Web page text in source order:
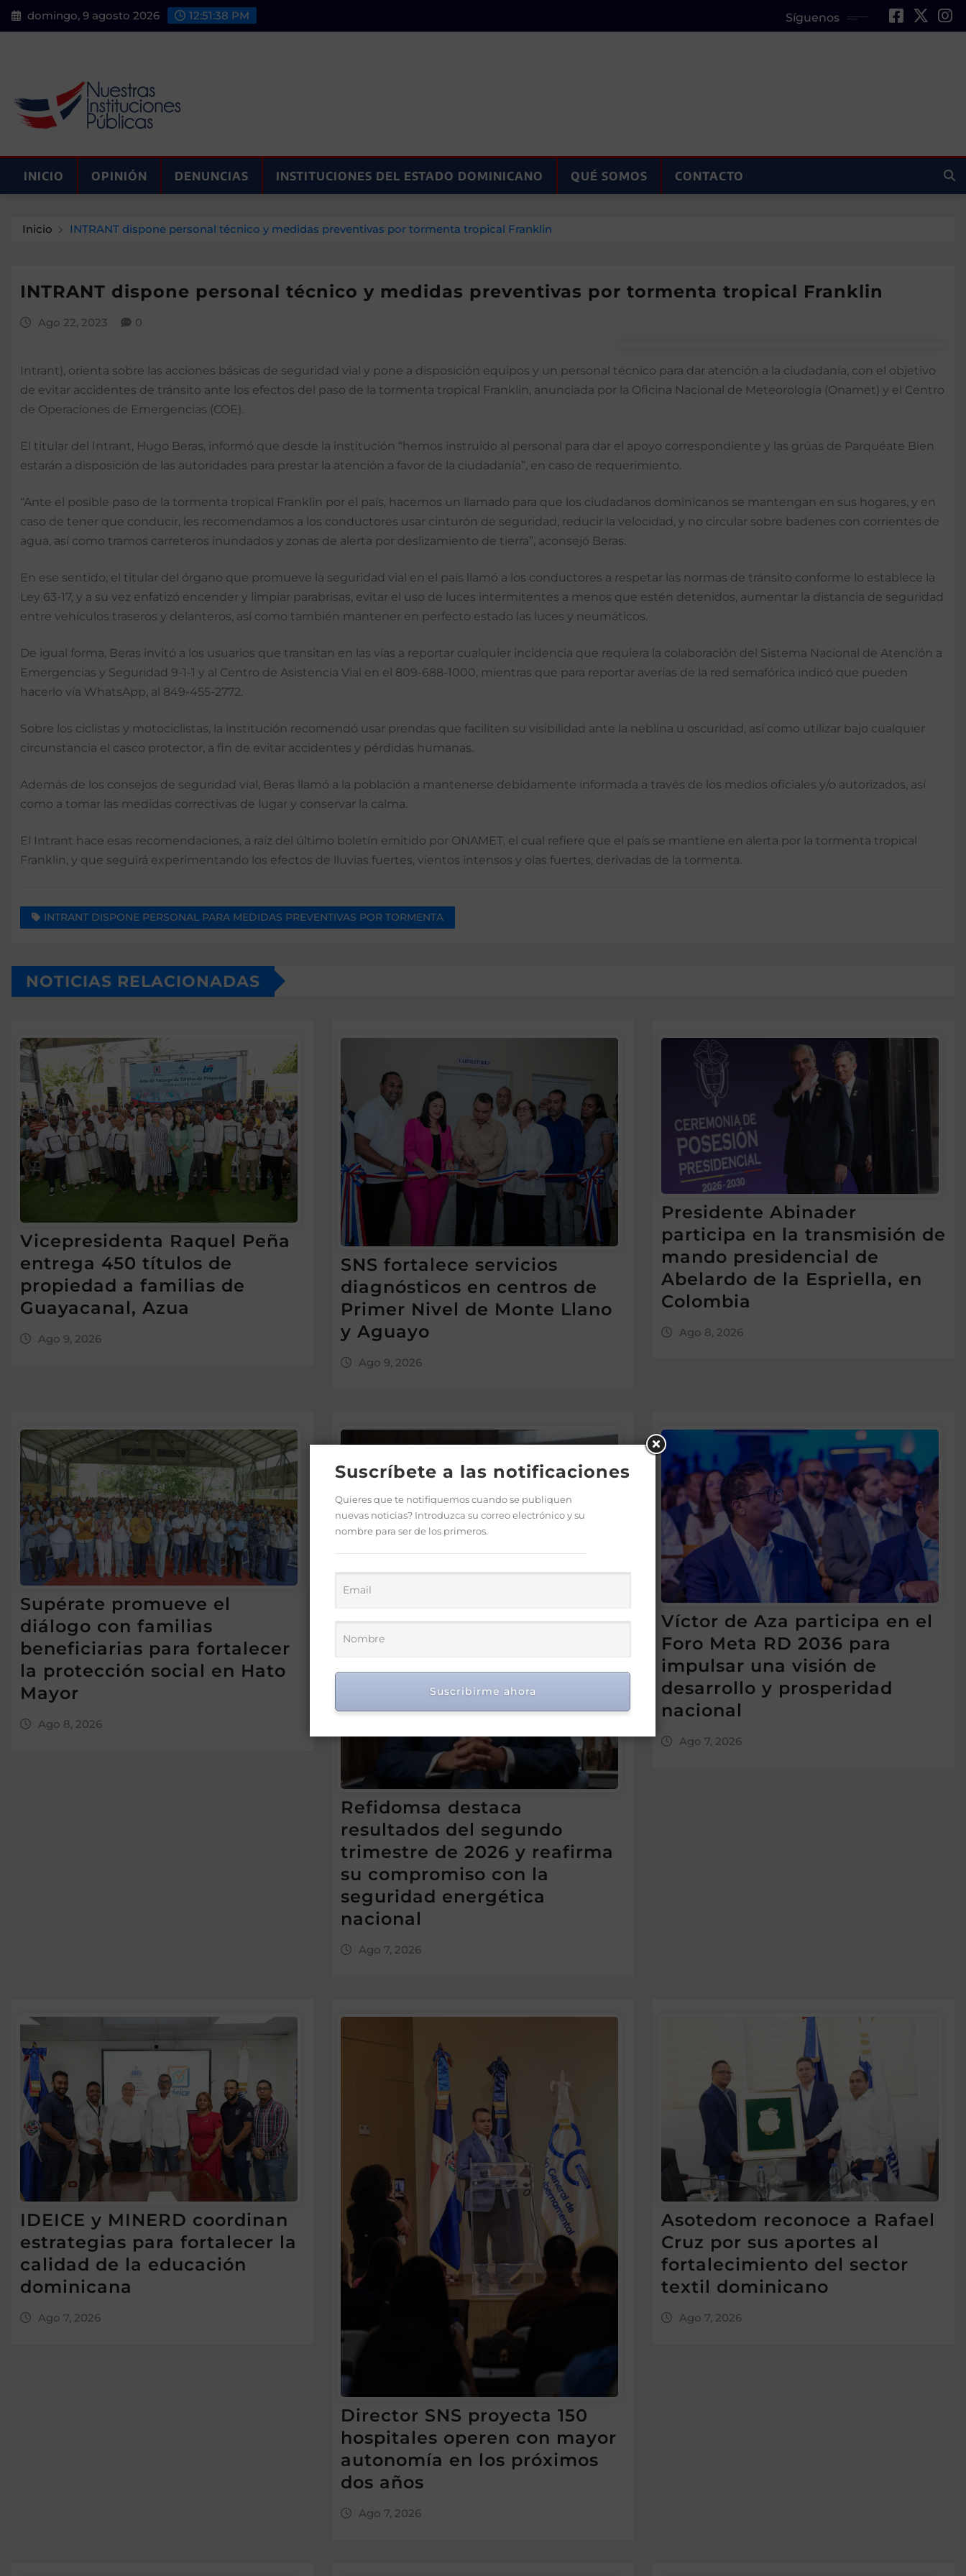
Saltar
al
domingo, 9 agosto 2026 12:51:39 PM Síguenos
INICIO OPINIÓN DENUNCIAS INSTITUCIONES DEL ESTADO DOMINICANO QUÉ SOMOS CONTACTO
Inicio INTRANT dispone personal técnico y medidas preventivas por tormenta tropical Franklin
INTRANT dispone personal técnico y medidas preventivas por tormenta tropical Franklin
Ago 22, 2023 0
Intrant), orienta sobre las acciones básicas de seguridad vial y pone a disposición equipos y un personal técnico para dar atención a la ciudadanía, con el objetivo
de evitar accidentes de tránsito ante los efectos del paso de la tormenta tropical Franklin, anunciada por la Oficina Nacional de Meteorología (Onamet) y el Centro
de Operaciones de Emergencias (COE).
El titular del Intrant, Hugo Beras, informó que desde la institución “hemos instruido al personal para dar el apoyo correspondiente y las grúas de Parquéate Bien
estarán a disposición de las autoridades para prestar la atención a favor de la ciudadanía”, en caso de requerimiento.
“Ante el posible paso de la tormenta tropical Franklin por el país, hacemos un llamado para que los ciudadanos dominicanos se mantengan en sus hogares, y en
caso de tener que conducir, les recomendamos a los conductores usar cinturón de seguridad, reducir la velocidad, y no circular sobre badenes con corrientes de
agua, así como tramos carreteros inundados y zonas de alerta por deslizamiento de tierra”, aconsejó Beras.
En ese sentido, el titular del órgano que promueve la seguridad vial en el país llamó a los conductores a respetar las normas de tránsito conforme lo establece la
Ley 63-17, y a su vez enfatizó encender y limpiar parabrisas, evitar el uso de luces intermitentes a menos que estén detenidos, aumentar la distancia de seguridad
entre vehículos traseros y delanteros, así como también mantener en perfecto estado las luces y neumáticos.
De igual forma, Beras invitó a los usuarios que transitan en las vías a reportar cualquier incidencia que requiera la colaboración del Sistema Nacional de Atención a
Emergencias y Seguridad 9-1-1 y al Centro de Asistencia Vial en el 809-688-1000, mientras que para reportar averías de la red semafórica indicó que pueden
hacerlo vía WhatsApp, al 849-455-2772.
Sobre los ciclistas y motociclistas, la institución recomendó usar prendas que faciliten su visibilidad ante la neblina u oscuridad, así como utilizar bajo cualquier
circunstancia el casco protector, a fin de evitar accidentes y pérdidas humanas.
Además de los consejos de seguridad vial, Beras llamó a la población a mantenerse debidamente informada a través de los medios oficiales y/o autorizados, así
como a tomar las medidas correctivas de lugar y conservar la calma.
El Intrant hace esas recomendaciones, a raíz del último boletín emitido por ONAMET, el cual refiere que el país se mantiene en alerta por la tormenta tropical
Franklin, y que seguirá experimentando los efectos de lluvias fuertes, vientos intensos y olas fuertes, derivadas de la tormenta.
INTRANT DISPONE PERSONAL PARA MEDIDAS PREVENTIVAS POR TORMENTA
NOTICIAS RELACIONADAS
Vicepresidenta Raquel Peña
entrega 450 títulos de
propiedad a familias de
Guayacanal, Azua
Ago 9, 2026
SNS fortalece servicios
diagnósticos en centros de
Primer Nivel de Monte Llano
y Aguayo
Ago 9, 2026
Presidente Abinader
participa en la transmisión de
mando presidencial de
Abelardo de la Espriella, en
Colombia
Ago 8, 2026
Supérate promueve el
diálogo con familias
beneficiarias para fortalecer
la protección social en Hato
Mayor
Ago 8, 2026
Refidomsa destaca
resultados del segundo
trimestre de 2026 y reafirma
su compromiso con la
seguridad energética
nacional
Ago 7, 2026
Víctor de Aza participa en el
Foro Meta RD 2036 para
impulsar una visión de
desarrollo y prosperidad
nacional
Ago 7, 2026
IDEICE y MINERD coordinan
estrategias para fortalecer la
calidad de la educación
dominicana
Ago 7, 2026
Director SNS proyecta 150
hospitales operen con mayor
autonomía en los próximos
dos años
Ago 7, 2026
Asotedom reconoce a Rafael
Cruz por sus aportes al
fortalecimiento del sector
textil dominicano
Ago 7, 2026
Suscríbete a las notificaciones
Quieres que te notifiquemos cuando se publiquen
nuevas noticias? Introduzca su correo electrónico y su
nombre para ser de los primeros.
Suscribirme ahora